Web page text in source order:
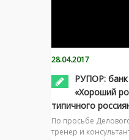
28.04.2017
РУПОР: банк
«Хороший
типичного
По просьбе
тренер и